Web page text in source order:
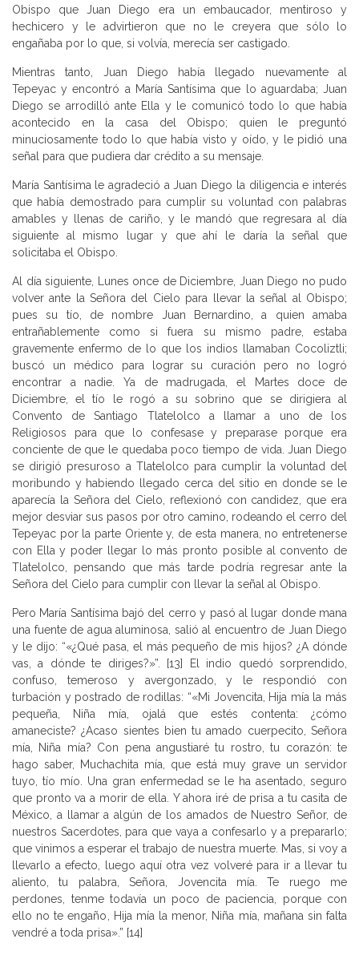
Obispo que Juan Diego era un embaucador, mentiroso y
hechicero y le advirtieron que no le creyera que sólo lo
engañaba por lo que, si volvía, merecía ser castigado.
Mientras tanto, Juan Diego había llegado nuevamente al
Tepeyac y encontró a María Santísima que lo aguardaba; Juan
Diego se arrodilló ante Ella y le comunicó todo lo que había
acontecido en la casa del Obispo; quien le preguntó
minuciosamente todo lo que había visto y oído, y le pidió una
señal para que pudiera dar crédito a su mensaje.
María Santísima le agradeció a Juan Diego la diligencia e interés
que había demostrado para cumplir su voluntad con palabras
amables y llenas de cariño, y le mandó que regresara al día
siguiente al mismo lugar y que ahí le daría la señal que
solicitaba el Obispo.
Al día siguiente, Lunes once de Diciembre, Juan Diego no pudo
volver ante la Señora del Cielo para llevar la señal al Obispo;
pues su tío, de nombre Juan Bernardino, a quien amaba
entrañablemente como si fuera su mismo padre, estaba
gravemente enfermo de lo que los indios llamaban Cocoliztli;
buscó un médico para lograr su curación pero no logró
encontrar a nadie. Ya de madrugada, el Martes doce de
Diciembre, el tío le rogó a su sobrino que se dirigiera al
Convento de Santiago Tlatelolco a llamar a uno de los
Religiosos para que lo confesase y preparase porque era
conciente de que le quedaba poco tiempo de vida. Juan Diego
se dirigió presuroso a Tlatelolco para cumplir la voluntad del
moribundo y habiendo llegado cerca del sitio en donde se le
aparecía la Señora del Cielo, reflexionó con candidez, que era
mejor desviar sus pasos por otro camino, rodeando el cerro del
Tepeyac por la parte Oriente y, de esta manera, no entretenerse
con Ella y poder llegar lo más pronto posible al convento de
Tlatelolco, pensando que más tarde podría regresar ante la
Señora del Cielo para cumplir con llevar la señal al Obispo.
Pero María Santísima bajó del cerro y pasó al lugar donde mana
una fuente de agua aluminosa, salió al encuentro de Juan Diego
y le dijo: “«¿Qué pasa, el más pequeño de mis hijos? ¿A dónde
vas, a dónde te diriges?»”. [13] El indio quedó sorprendido,
confuso, temeroso y avergonzado, y le respondió con
turbación y postrado de rodillas: “«Mi Jovencita, Hija mía la más
pequeña, Niña mía, ojalá que estés contenta: ¿cómo
amaneciste? ¿Acaso sientes bien tu amado cuerpecito, Señora
mía, Niña mía? Con pena angustiaré tu rostro, tu corazón: te
hago saber, Muchachita mía, que está muy grave un servidor
tuyo, tío mío. Una gran enfermedad se le ha asentado, seguro
que pronto va a morir de ella. Y ahora iré de prisa a tu casita de
México, a llamar a algún de los amados de Nuestro Señor, de
nuestros Sacerdotes, para que vaya a confesarlo y a prepararlo;
que vinimos a esperar el trabajo de nuestra muerte. Mas, si voy a
llevarlo a efecto, luego aquí otra vez volveré para ir a llevar tu
aliento, tu palabra, Señora, Jovencita mía. Te ruego me
perdones, tenme todavía un poco de paciencia, porque con
ello no te engaño, Hija mía la menor, Niña mía, mañana sin falta
vendré a toda prisa».” [14]